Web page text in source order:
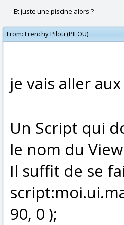
Et juste une piscine alors ?
From: Frenchy Pilou (PILOU)
je vais aller
Un Script qui
le nom du
Il suffit de se
90, 0 );